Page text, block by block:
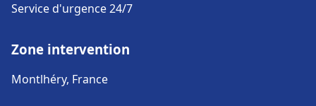
Service d'urgence 24/7
Zone intervention
Montlhéry, France